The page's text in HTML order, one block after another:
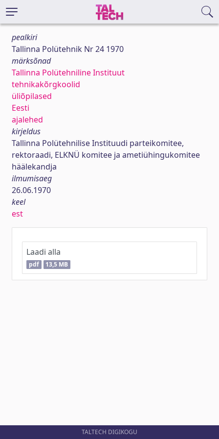
pealkiri
Tallinna Polütehnik Nr 24 1970
märksõnad
Tallinna Polütehniline Instituut
tehnikakõrgkoolid
üliõpilased
Eesti
ajalehed
kirjeldus
Tallinna Polütehnilise Instituudi parteikomitee,
rektoraadi, ELKNÜ komitee ja ametiühingukomitee
häälekandja
ilmumisaeg
26.06.1970
keel
est
Laadi alla
pdf 13,5 MB
TALTECH DIGIKOGU